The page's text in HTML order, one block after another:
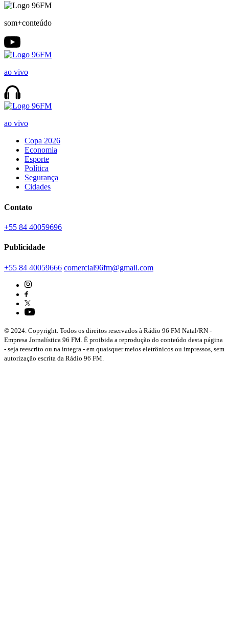
som+conteúdo
ao vivo
ao vivo
Copa 2026
Economia
Esporte
Política
Segurança
Cidades
Contato
+55 84 40059696
Publicidade
+55 84 40059666 comercial96fm@gmail.com
© 2024. Copyright. Todos os direitos reservados à Rádio 96 FM Natal/RN -
Empresa Jornalística 96 FM. É proibida a reprodução do conteúdo desta página
- seja reescrito ou na íntegra - em quaisquer meios eletrônicos ou impressos, sem
autorização escrita da Rádio 96 FM.